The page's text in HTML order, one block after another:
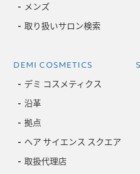
メンズ
取り扱いサロン検索
DEMI COSMETICS
デミ コスメティクス
沿革
拠点
ヘア サイエンス スクエア
取扱代理店